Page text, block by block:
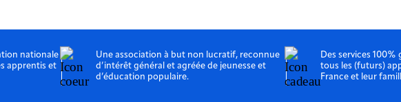
nationale
apprentis et
Une association à but non lucratif, reconnue
d’intérêt général et agréée de jeunesse et
d’éducation populaire.
Des services
tous les (futurs)
France et leur